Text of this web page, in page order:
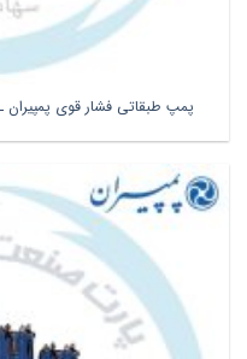
پمپ طبقاتی فشار قوی پمپیران WKL